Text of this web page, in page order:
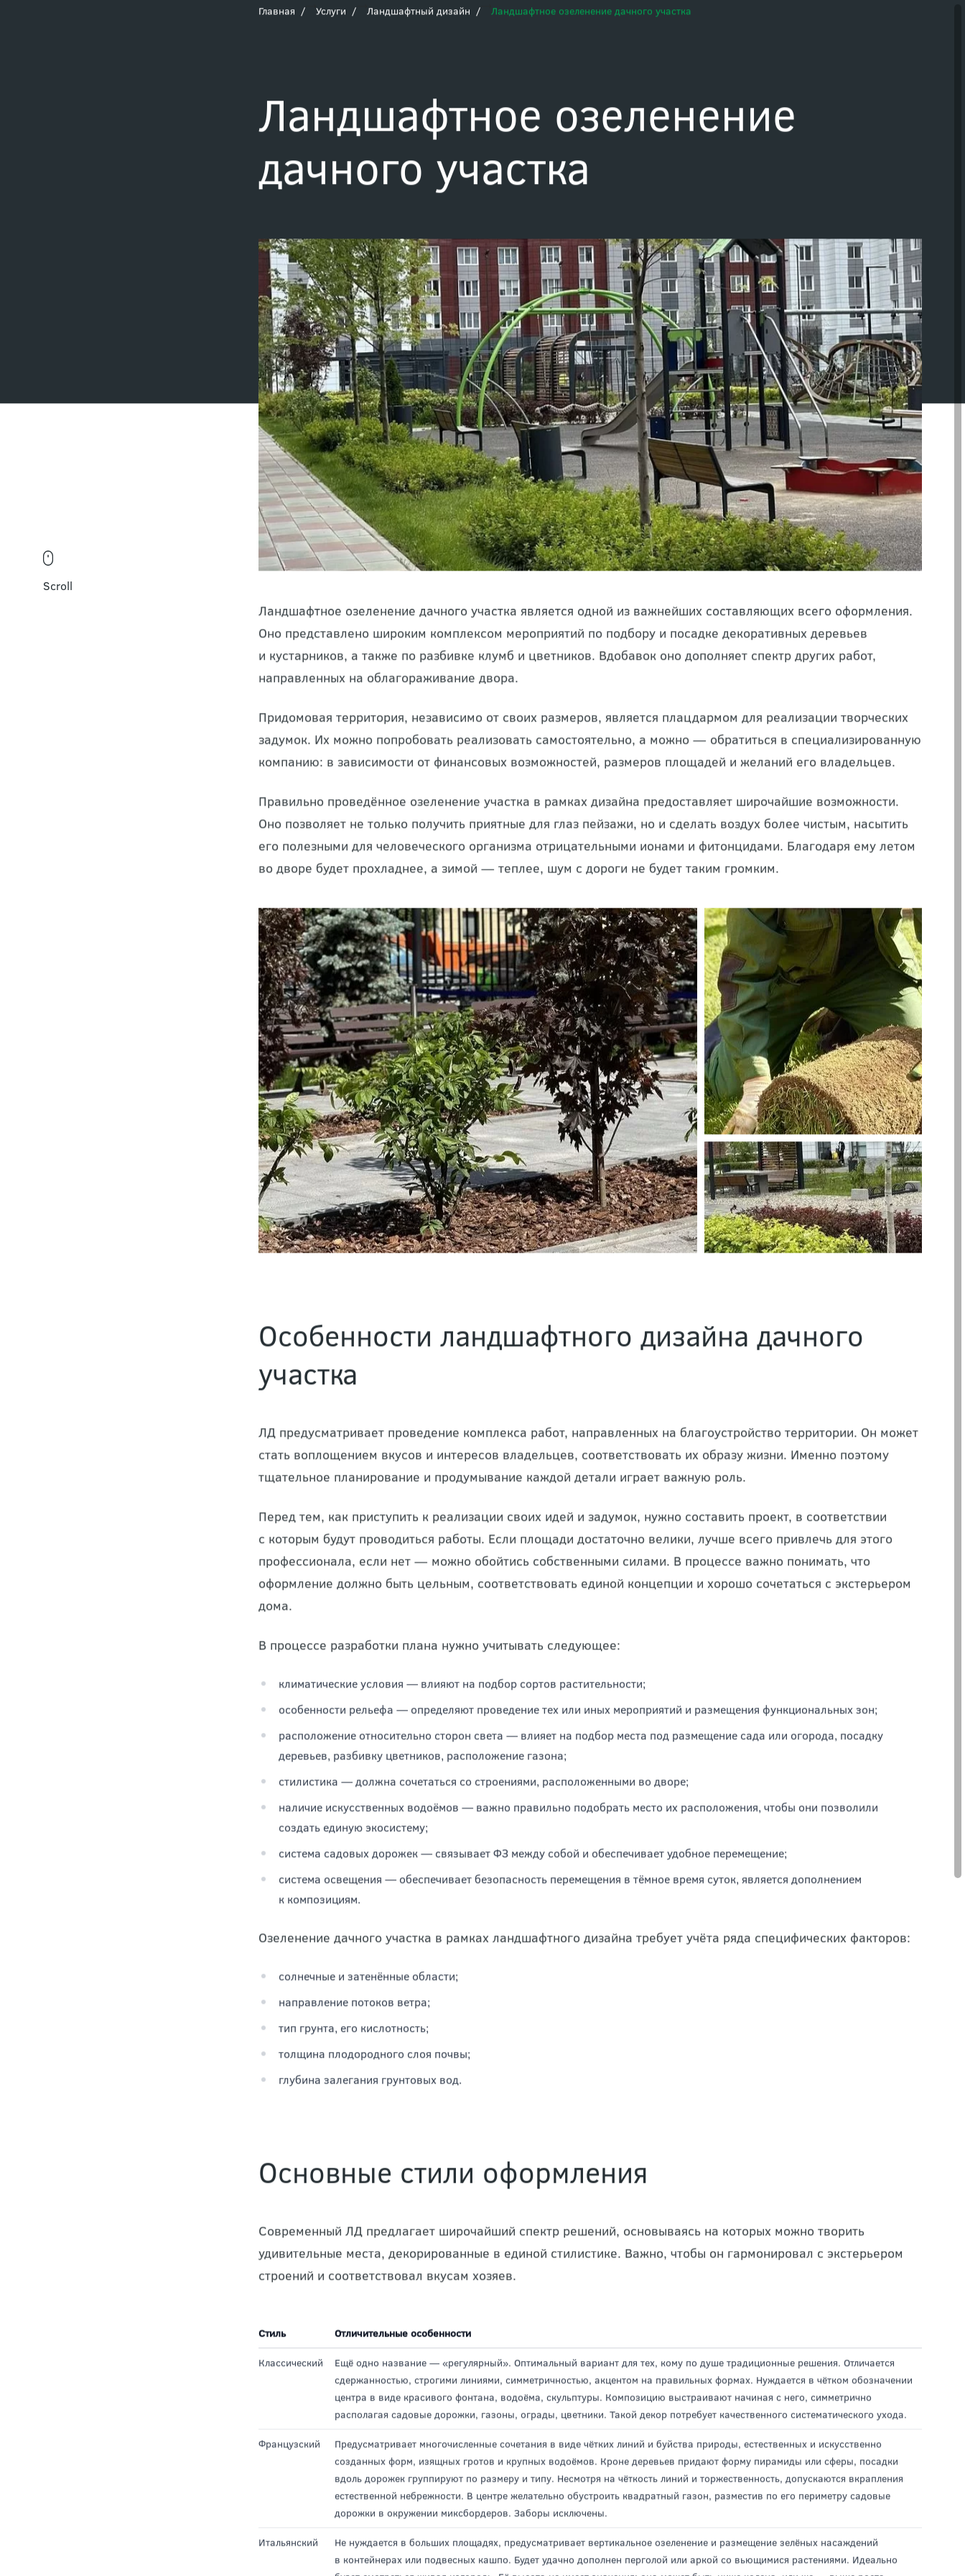
Scroll
+7 (495) 989-16-16 Заказать звонок
Главная Услуги Ландшафтный дизайн Ландшафтное озеленение дачного участка
Ландшафтное озеленение
дачного участка
Ландшафтное
Оно представлено широким комплексом мероприятий по подбору и посадке декоративных деревьев
и кустарников, а также по разбивке клумб и
цветников. Вдобавок оно дополняет спектр других работ,
Придомовая территория, независимо от своих размеров, является плацдармом для реализации творческих
задумок. Их можно попробовать реализовать самостоятельно, а можно — обратиться в специализированную
компанию: в зависимости от финансовых возможностей, размеров площадей и желаний его владельцев.
Оно позволяет не только получить приятные для глаз пейзажи, но и сделать воздух более чистым, насытить
его полезными для человеческого организма отрицательными ионами и фитонцидами. Благодаря ему летом
во дворе будет прохладнее, а зимой — теплее, шум с дороги не будет таким громким.
Особенности ландшафтного дизайна дачного
участка
ЛД предусматривает проведение комплекса работ, направленных на
стать воплощением вкусов и интересов владельцев, соответствовать их образу жизни. Именно поэтому
тщательное планирование и продумывание каждой детали играет важную роль.
Перед тем, как приступить к реализации своих идей и задумок, нужно составить проект, в соответствии
с которым будут проводиться работы. Если площади достаточно велики, лучше всего привлечь для этого
оформление должно быть цельным, соответствовать единой концепции и хорошо сочетаться с экстерьером
дома.
В процессе разработки плана нужно учитывать следующее:
климатические условия — влияют на подбор сортов растительности;
особенности рельефа — определяют проведение тех или иных мероприятий и размещения функциональных зон;
расположение относительно сторон света — влияет на подбор места под размещение сада или огорода, посадку
деревьев, разбивку цветников, расположение газона;
стилистика — должна сочетаться со строениями, расположенными во дворе;
наличие искусственных водоёмов — важно правильно подобрать место их расположения, чтобы они позволили
система освещения — обеспечивает безопасность перемещения в тёмное время суток, является дополнением
к композициям.
Озеленение дачного участка в рамках
солнечные и затенённые области;
глубина залегания грунтовых вод.
Основные стили оформления
Современный ЛД предлагает широчайший спектр решений, основываясь на которых можно творить
удивительные места, декорированные в единой стилистике. Важно, чтобы он гармонировал с экстерьером
строений и соответствовал вкусам хозяев.
Ещё одно название — «регулярный». Оптимальный вариант для тех, кому по душе традиционные решения. Отличается
сдержанностью, строгими линиями, симметричностью, акцентом на правильных формах. Нуждается в чётком обозначении
центра в виде красивого фонтана, водоёма, скульптуры. Композицию выстраивают начиная с него, симметрично
располагая садовые дорожки, газоны, ограды, цветники. Такой декор потребует качественного систематического ухода.
Французский
Предусматривает многочисленные сочетания в виде чётких линий и буйства природы, естественных и искусственно
созданных форм, изящных гротов и крупных водоёмов. Кроне деревьев придают форму пирамиды или сферы, посадки